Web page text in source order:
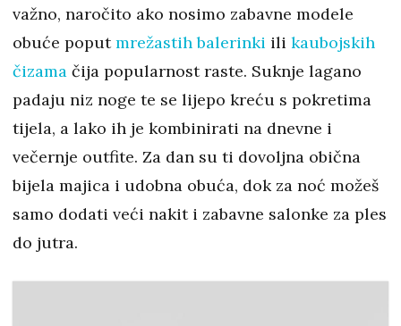
važno, naročito ako nosimo zabavne modele
obuće poputmrežastih balerinki ili kaubojskih
čizama čija popularnost raste. Suknje lagano
padaju niz noge te se lijepo kreću s pokretima
tijela, a lako ih je kombinirati na dnevne i
večernje outfite. Za dan su ti dovoljna obična
bijela majica i udobna obuća, dok za noć možeš
samo dodati veći nakit i zabavne salonke za ples
do jutra.